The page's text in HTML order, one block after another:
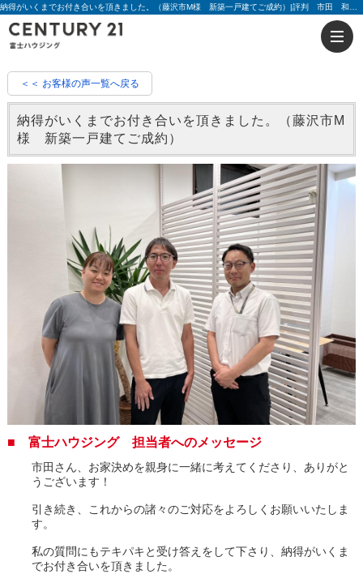
＜＜ お客様の声一覧へ戻る
納得がいくまでお付き合いを頂きました。（藤沢市M
様 新築一戸建てご成約）
■ 富士ハウジング 担当者へのメッセージ
市田さん、お家決めを親身に一緒に考えてくださり、ありがと
うございます！
引き続き、これからの諸々のご対応をよろしくお願いいたしま
す。
私の質問にもテキパキと受け答えをして下さり、納得がいくま
でお付き合いを頂きました。